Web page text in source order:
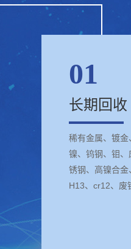
01
长期回收
稀有金属、镀金
镍、钨钢、钼
锈钢、高镍合金
H13、cr12、废